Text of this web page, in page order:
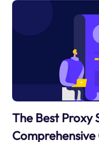
The Best Proxy
Comprehensive